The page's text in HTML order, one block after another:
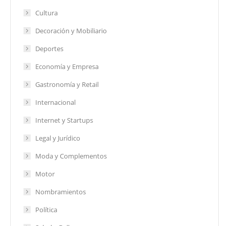
Cultura
Decoración y Mobiliario
Deportes
Economía y Empresa
Gastronomía y Retail
Internacional
Internet y Startups
Legal y Jurídico
Moda y Complementos
Motor
Nombramientos
Política